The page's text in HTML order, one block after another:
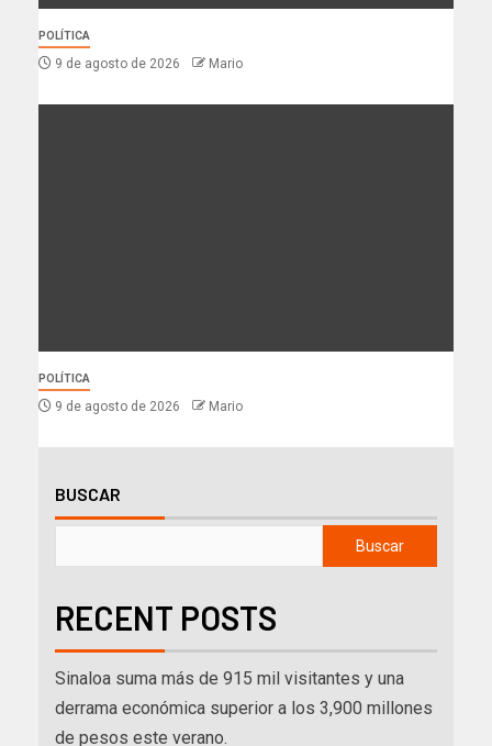
POLÍTICA
9 de agosto de 2026 Mario
POLÍTICA
9 de agosto de 2026 Mario
BUSCAR
Buscar
RECENT POSTS
Sinaloa suma más de 915 mil visitantes y una
derrama económica superior a los 3,900 millones
de pesos este verano.